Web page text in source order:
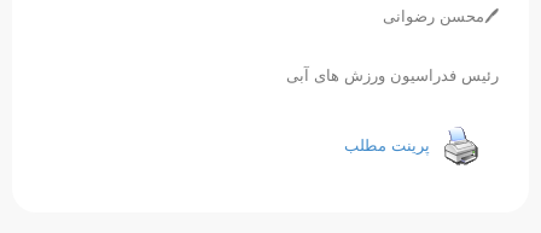
🖊محسن رضوانی
رئیس فدراسیون ورزش های آبی
پرینت مطلب